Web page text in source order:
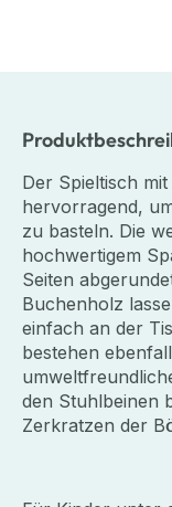
Der Spieltisch
hervorragend,
zu basteln. Die
hochwertigem
Seiten
Buchenholz
einfach an der
bestehen
den Stuhlbeinen
Zerkratzen der